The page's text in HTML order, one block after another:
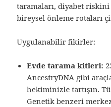
taramaları, diyabet
bireysel önleme rotaları
Uygulanabilir fikirler:
Evde tarama kitleri:
AncestryDNA gibi
hekiminizle tartışın.
Genetik benzeri